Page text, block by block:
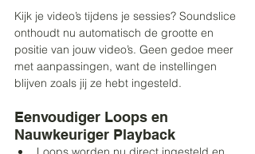
Kijk je video’s tijdens je sessies? Soundslice
onthoudt nu automatisch de grootte en
positie van jouw video’s. Geen gedoe meer
met aanpassingen, want de instellingen
blijven zoals jij ze hebt ingesteld.
Eenvoudiger Loops en
Nauwkeuriger Playback